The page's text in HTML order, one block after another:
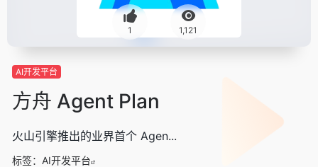
1 1,121
AI开发平台
方舟 Agent Plan
火山引擎推出的业界首个 Agen...
标签： AI开发平台